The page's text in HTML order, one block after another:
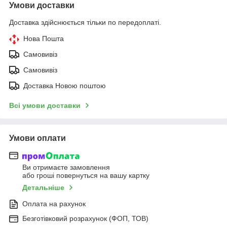
Умови доставки
Доставка здійснюється тільки по передоплаті.
Нова Пошта
Самовивіз
Самовивіз
Доставка Новою поштою
Всі умови доставки
Умови оплати
Ви отримаєте замовлення
або гроші повернуться на вашу картку
Детальніше
Оплата на рахунок
Безготівковий розрахунок (ФОП, ТОВ)